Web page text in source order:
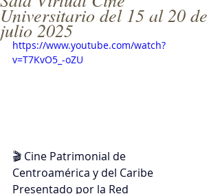
Universitario del 15 al 20 de
julio 2025
https://www.youtube.com/watch?
v=T7KvO5_-oZU
🎬 Cine Patrimonial de
Centroamérica y del Caribe
Presentado por la Red